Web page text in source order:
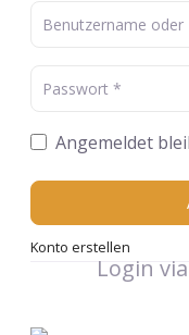
Benutzername
*
Angemeldet
Konto erstellen
Login